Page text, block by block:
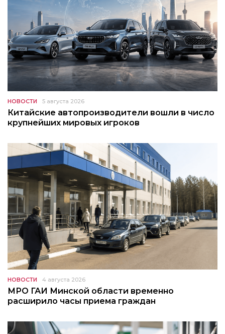
НОВОСТИ 5 августа 2026
Китайские автопроизводители вошли в число
крупнейших мировых игроков
НОВОСТИ 4 августа 2026
МРО ГАИ Минской области временно
расширило часы приема граждан